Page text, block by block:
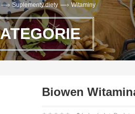
—› Suplementy diety —› Witaminy
Biowen